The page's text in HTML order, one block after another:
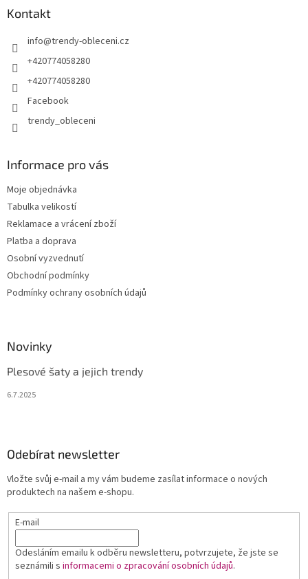
Kontakt
info@trendy-obleceni.cz
+420774058280
+420774058280
Facebook
trendy_obleceni
Informace pro vás
Moje objednávka
Tabulka velikostí
Reklamace a vrácení zboží
Platba a doprava
Osobní vyzvednutí
Obchodní podmínky
Podmínky ochrany osobních údajů
Novinky
Plesové šaty a jejich trendy
6.7.2025
Odebírat newsletter
Vložte svůj e-mail a my vám budeme zasílat informace o nových
produktech na našem e-shopu.
E-mail
Odesláním emailu k odběru newsletteru, potvrzujete, že jste se
seznámili s informacemi o zpracování osobních údajů.